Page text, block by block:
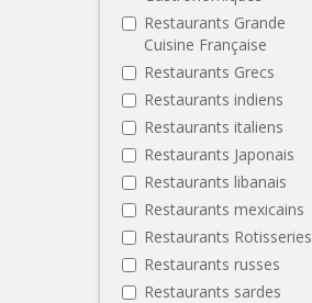
Restaurants Grande
Cuisine Française
Restaurants Grecs
Restaurants indiens
Restaurants italiens
Restaurants Japonais
Restaurants libanais
Restaurants mexicains
Restaurants Rotisseries
Restaurants russes
Restaurants sardes